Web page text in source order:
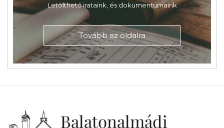
Letölthető irataink, és dokumentumaink
Tovább az oldalra